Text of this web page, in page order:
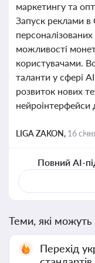
маркетингу та
Запуск реклами в
можливості
користувачами.
таланти у сфері
розвиток нових
нейроінтерфейси
LIGA ZAKON, 16
Повний AI-
Теми, які можуть
Перехід